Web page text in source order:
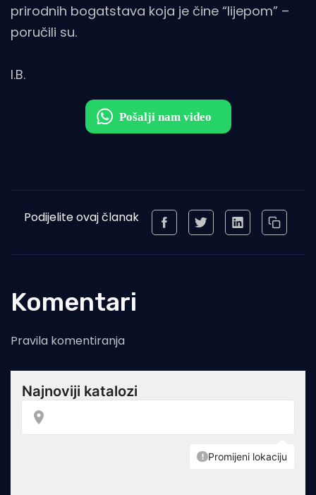
prirodnih bogatstava koja je čine “lijepom” –
poručili su.
I.B.
Podijelite ovaj članak
Komentari
Pravila komentiranja